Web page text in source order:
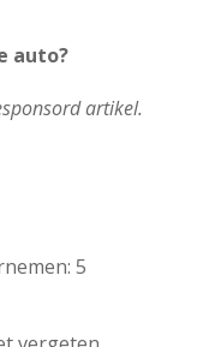
auto?
artikel.
5